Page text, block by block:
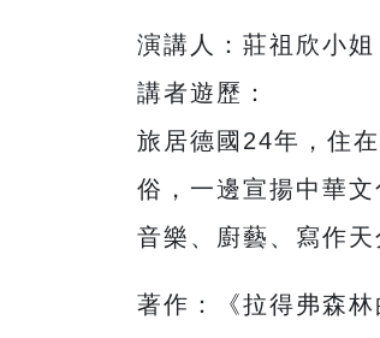
演講人：莊祖欣小姐
講者遊歷：
旅居德國24年，住
俗，一邊宣揚中華
音樂、廚藝、寫作
著作：《拉得弗森